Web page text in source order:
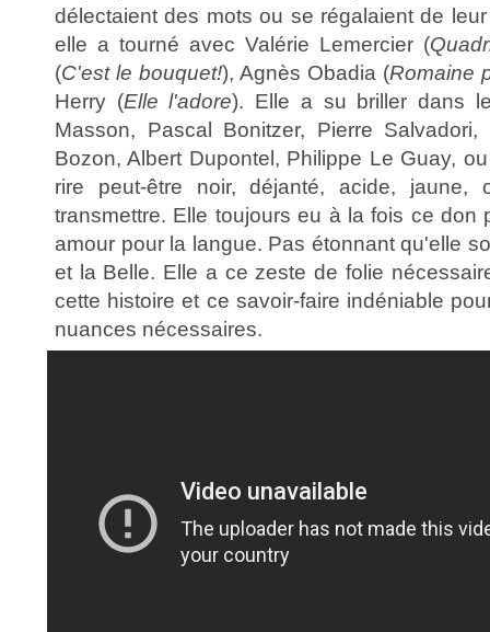
délectaient des mots ou se régalaient de
elle a tourné avec Valérie Lemercier (
(C'est le bouquet!), Agnès Obadia (Romaine
Herry (Elle l'adore). Elle a su briller dans
Masson, Pascal Bonitzer, Pierre
Bozon, Albert Dupontel, Philippe Le Guay,
rire peut-être noir, déjanté, acide,
transmettre. Elle toujours eu à la fois ce don
amour pour la langue. Pas étonnant qu'elle
et la Belle. Elle a ce zeste de folie
cette histoire et ce savoir-faire indéniable
nuances nécessaires.